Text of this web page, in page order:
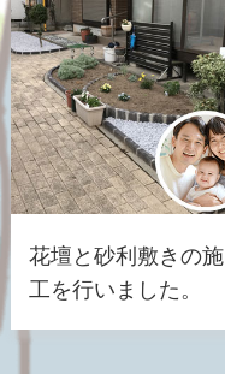
花壇と砂利敷きの施
工を行いました。